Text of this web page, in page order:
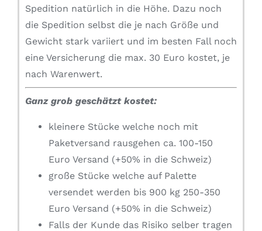
Spedition natürlich in die Höhe. Dazu noch
die Spedition selbst die je nach Größe und
Gewicht stark variiert und im besten Fall noch
eine Versicherung die max. 30 Euro kostet, je
nach Warenwert.
Ganz grob geschätzt kostet:
kleinere Stücke welche noch mit
Paketversand rausgehen ca. 100-150
Euro Versand (+50% in die Schweiz)
große Stücke welche auf Palette
versendet werden bis 900 kg 250-350
Euro Versand (+50% in die Schweiz)
Falls der Kunde das Risiko selber tragen